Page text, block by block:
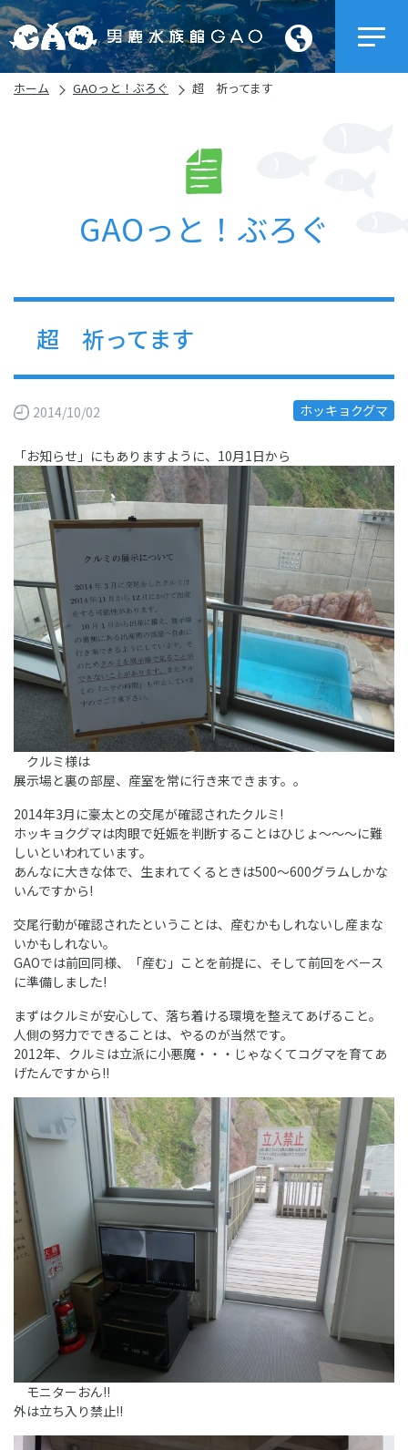
ホーム GAOっと！ぶろぐ 超 祈ってます
GAOっと！ぶろぐ
超 祈ってます
2014/10/02 ホッキョクグマ
「お知らせ」にもありますように、10月1日から
クルミ様は
展示場と裏の部屋、産室を常に行き来できます。。
2014年3月に豪太との交尾が確認されたクルミ!
ホッキョクグマは肉眼で妊娠を判断することはひじょ～～～に難
しいといわれています。
あんなに大きな体で、生まれてくるときは500～600グラムしかな
いんですから!
交尾行動が確認されたということは、産むかもしれないし産まな
いかもしれない。
GAOでは前回同様、「産む」ことを前提に、そして前回をベース
に準備しました!
まずはクルミが安心して、落ち着ける環境を整えてあげること。
人側の努力でできることは、やるのが当然です。
2012年、クルミは立派に小悪魔・・・じゃなくてコグマを育てあ
げたんですから!!
モニターおん!!
外は立ち入り禁止!!